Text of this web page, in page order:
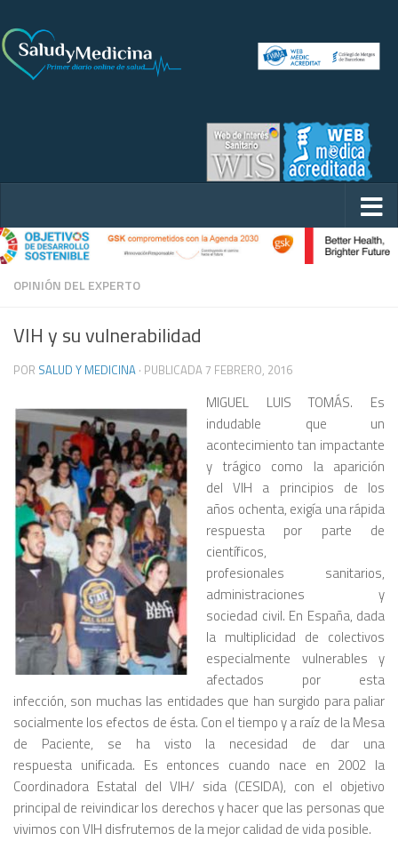
OPINIÓN DEL EXPERTO
VIH y su vulnerabilidad
POR SALUD Y MEDICINA · PUBLICADA7 FEBRERO, 2016
MIGUEL LUIS TOMÁS. Es
indudable que un
acontecimiento tan impactante
y trágico como la aparición
del VIH a principios de los
años ochenta, exigía una rápida
respuesta por parte de
científicos,
profesionales sanitarios,
administraciones y
sociedad civil. En España, dada
la multiplicidad de colectivos
especialmente vulnerables y
afectados por esta
infección, son muchas las entidades que han surgido para paliar
socialmente los efectos de ésta. Con el tiempo y a raíz de la Mesa
de Paciente, se ha visto la necesidad de dar una
respuesta unificada. Es entonces cuando nace en 2002 la
Coordinadora Estatal del VIH/ sida (CESIDA), con el objetivo
principal de reivindicar los derechos y hacer que las personas que
vivimos con VIH disfrutemos de la mejor calidad de vida posible.